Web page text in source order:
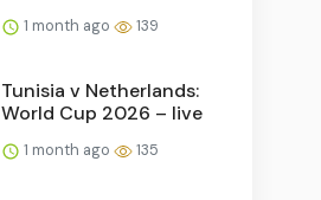
1 month ago 139
Tunisia v Netherlands:
World Cup 2026 – live
1 month ago 135